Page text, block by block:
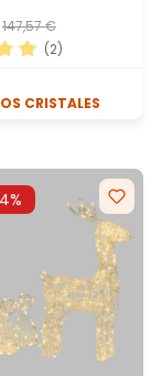
147,57 €
promedio de
(2)
CRISTALES